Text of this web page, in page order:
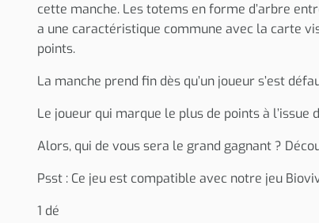
cette manche. Les totems en forme d’arbre
a une caractéristique commune avec la carte
points.
La manche prend fin dès qu’un joueur s’est
Le joueur qui marque le plus de points à
Alors, qui de vous sera le grand gagnant ?
Psst : Ce jeu est compatible avec notre jeu
1 dé